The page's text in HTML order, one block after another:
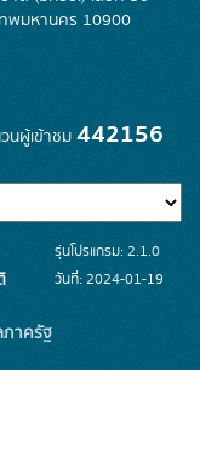
พมหานคร 10900
นผู้เข้าชม 442156
าครัฐ
รุ่นโปรแกรม: 2.1.0
วันที่: 2024-01-19